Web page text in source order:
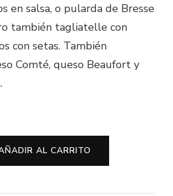
en salsa, o pularda de Bresse
también tagliatelle con
con setas. También
Comté, queso Beaufort y
AL CARRITO